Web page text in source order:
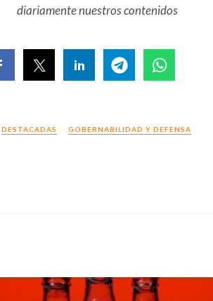
diariamente nuestros contenidos
Posted
in
DESTACADAS GOBERNABILIDAD Y DEFENSA